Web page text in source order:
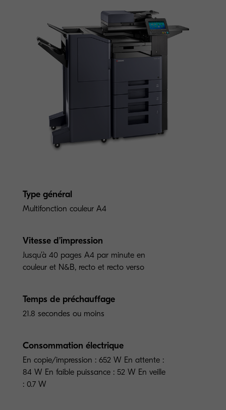
Type général
Multifonction couleur A4
Vitesse d’impression
Jusqu’à 40 pages A4 par minute en
couleur et N&B, recto et recto verso
Temps de préchauffage
21.8 secondes ou moins
Consommation électrique
En copie/impression : 652 W En attente :
84 W En faible puissance : 52 W En veille
: 0.7 W